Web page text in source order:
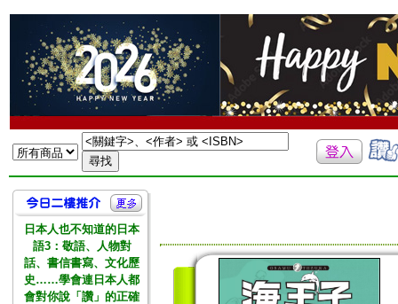
日本人也不知道的日本
語3：敬語、人物對
話、書信書寫、文化歷
史……學會連日本人都
會對你說「讚」的正確